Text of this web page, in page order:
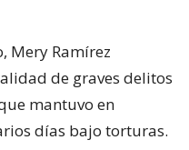
Mery Ramírez
de graves delitos
mantuvo en
días bajo torturas.